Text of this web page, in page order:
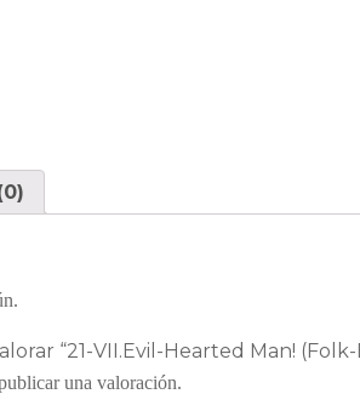
“21-VII.Evil-Hearted Man!
una valoración.